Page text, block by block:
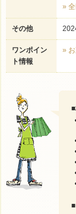
»
その他
ワンポイン
ト情報
»
■
■